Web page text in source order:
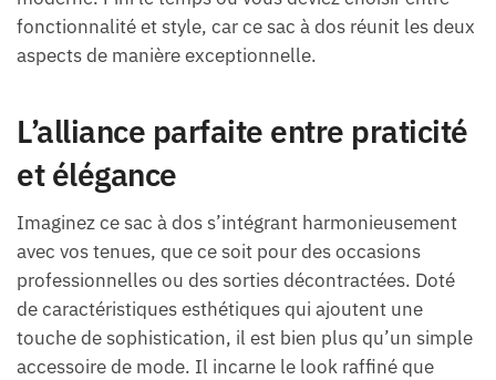
fonctionnalité et style, car ce sac à dos réunit les deux
aspects de manière exceptionnelle.
L’alliance parfaite entre praticité
et élégance
Imaginez ce sac à dos s’intégrant harmonieusement
avec vos tenues, que ce soit pour des occasions
professionnelles ou des sorties décontractées. Doté
de caractéristiques esthétiques qui ajoutent une
touche de sophistication, il est bien plus qu’un simple
accessoire de mode. Il incarne le look raffiné que